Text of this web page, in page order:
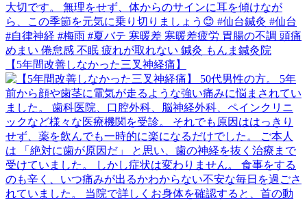
【5年間改善しなかった三叉神経痛】